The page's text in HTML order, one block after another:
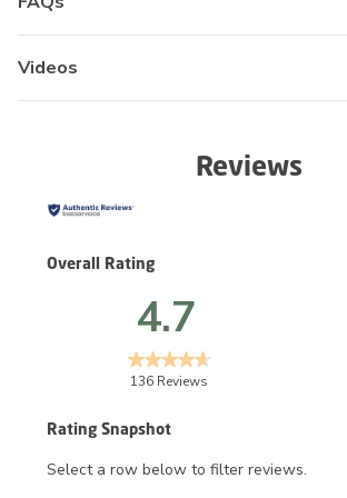
Videos
Reviews
Rating Snapshot
Select a row below to filter reviews.
Overall Rating
4.7
136 Reviews